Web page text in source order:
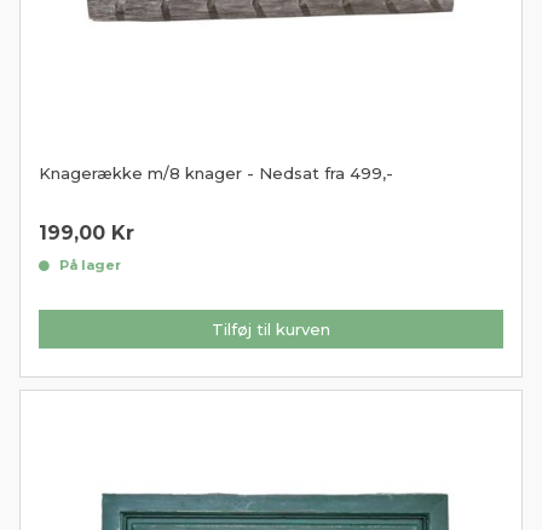
Knagerække m/8 knager - Nedsat fra 499,-
199,00 Kr
På lager
Tilføj til kurven